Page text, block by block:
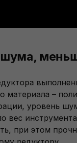
материала –
уровень
вес
при этом